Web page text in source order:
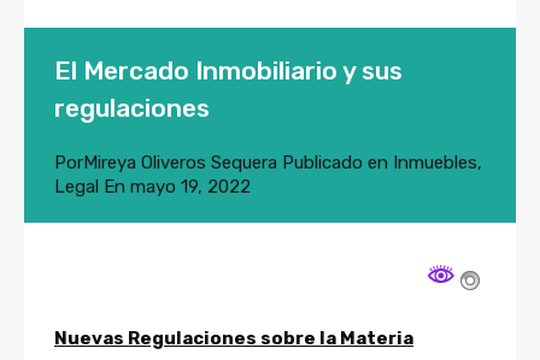
El Mercado Inmobiliario y sus
regulaciones
PorMireya Oliveros Sequera Publicado en Inmuebles,
Legal En mayo 19, 2022
Nuevas Regulaciones sobre la Materia